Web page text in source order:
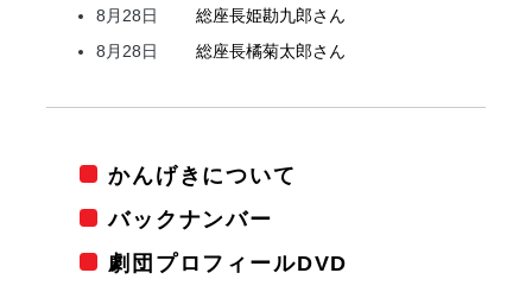
8月28日
総座長姫勘九郎さん
8月28日
総座長橘菊太郎さん
かんげきについて
バックナンバー
劇団プロフィールDVD